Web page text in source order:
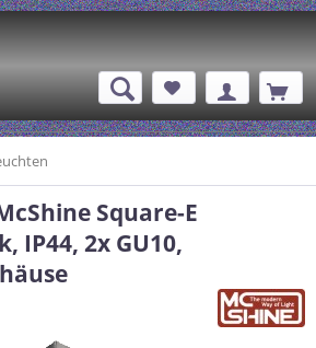
Square-E
IP44, 2x GU10,